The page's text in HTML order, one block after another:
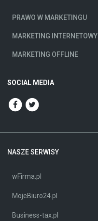
PRAWO W MARKETINGU
MARKETING INTERNETOWY
MARKETING OFFLINE
SOCIAL MEDIA
NASZE SERWISY
wFirma.pl
MojeBiuro24.pl
Business-tax.pl